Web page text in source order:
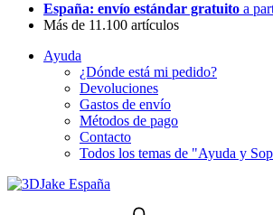
España: envío estándar gratuito a
Más de 11.100 artículos
Ayuda
¿Dónde está mi pedido?
Devoluciones
Gastos de envío
Métodos de pago
Contacto
Todos los temas de "Ayuda y